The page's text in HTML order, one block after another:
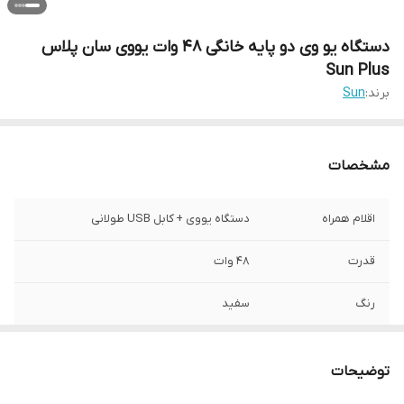
دستگاه یو وی دو پایه خانگی 48 وات یووی سان پلاس
Sun Plus
برند:Sun
مشخصات
اقلام همراه دستگاه یووی + کابل USB طولانی
قدرت 48 وات
رنگ سفید
توضیحات